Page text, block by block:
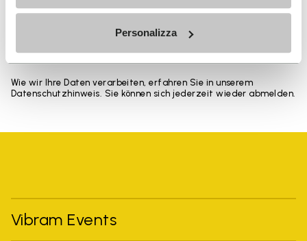
Personalizza
Kommunikation zu erhalten
Wie wir Ihre Daten verarbeiten, erfahren Sie in unserem
Datenschutzhinweis. Sie können sich jederzeit wieder abmelden.
Vibram Events